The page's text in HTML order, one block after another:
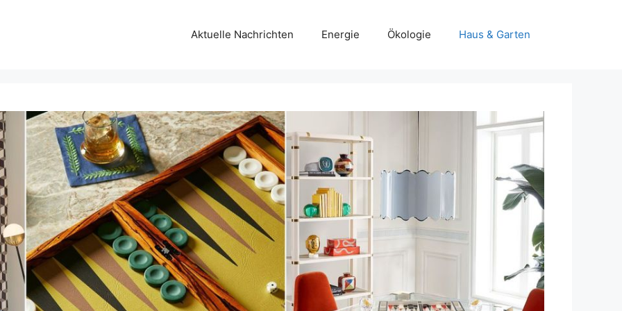
Aktuelle Nachrichten Energie Ökologie Haus & Garten